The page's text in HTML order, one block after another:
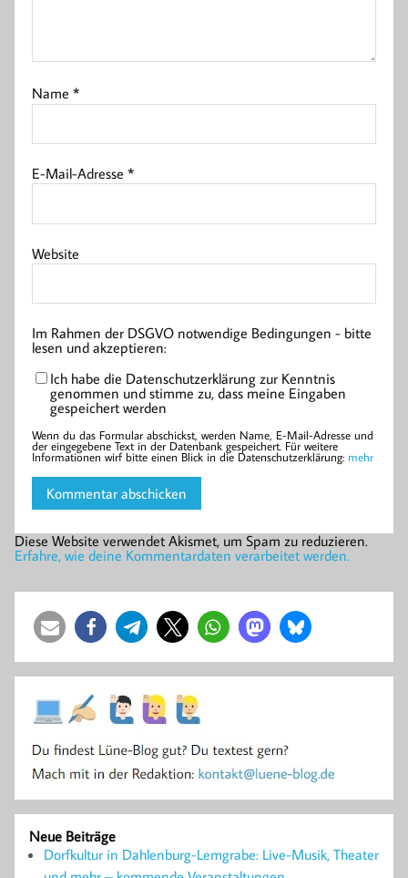
Name*
E-Mail-Adresse*
Website
Im Rahmen der DSGVO notwendige Bedingungen - bitte
lesen und akzeptieren:
Ich habe die Datenschutzerklärung zur Kenntnis
genommen und stimme zu, dass meine Eingaben
gespeichert werden
Wenn du das Formular abschickst, werden Name, E-Mail-Adresse und
der eingegebene Text in der Datenbank gespeichert. Für weitere
Informationen wirf bitte einen Blick in die Datenschutzerklärung: mehr
Diese Website verwendet Akismet, um Spam zu reduzieren.
Erfahre, wie deine Kommentardaten verarbeitet werden.
Neue Beiträge
Dorfkultur in Dahlenburg-Lemgrabe: Live-Musik, Theater